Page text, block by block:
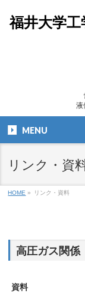
福井大学
液
MENU
リンク・資
HOME » リンク・資料
高圧ガス関係
資料